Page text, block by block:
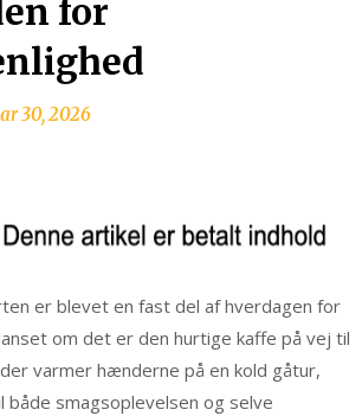
for
30, 2026
er blevet en fast del af hverdagen for
om det er den hurtige kaffe på vej til
varmer hænderne på en kold gåtur,
både smagsoplevelsen og selve